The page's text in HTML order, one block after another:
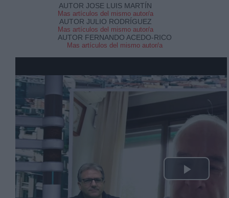
AUTOR JOSE LUIS MARTÍN
Mas artículos del mismo autor/a
AUTOR JULIO RODRÍGUEZ
Mas artículos del mismo autor/a
AUTOR FERNANDO ACEDO-RICO
Mas artículos del mismo autor/a
Play